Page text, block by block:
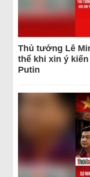
Thủ tướng Lê
thể khi xin ý
Putin